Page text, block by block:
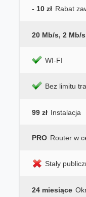
- 10 zł Rabat
20 Mb/s, 2 Mb/s
WI-FI
Bez limitu
99 zł Instalacja
PRO Router w
Stały
24 miesiące